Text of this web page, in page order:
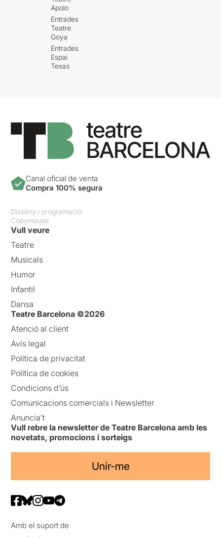
Apolo
Entrades
Teatre
Goya
Entrades
Espai
Texas
Canal oficial de venta
Compra 100% segura
Disseny i programació:
Copymouse
Vull veure
Teatre
Musicals
Humor
Infantil
Dansa
Teatre Barcelona ©2026
Atenció al client
Avís legal
Política de privacitat
Política de cookies
Condicions d’ús
Comunicacions comercials i Newsletter
Anuncia’t
Vull rebre la newsletter de Teatre Barcelona amb les
novetats, promocions i sorteigs
Unir-me
Amb el suport de